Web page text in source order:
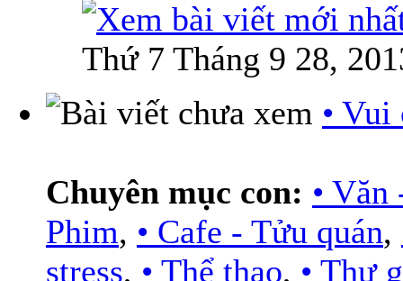
Thứ 7 Tháng 9 28,
•
Chuyên mục con: • Văn
Phim, • Cafe - Tửu quán,
stress, • Thể thao, • Thư